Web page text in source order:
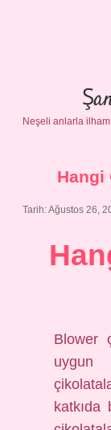
Neşeli anlarla
Hangi
Tarih: Ağustos 26,
Blower
uygun